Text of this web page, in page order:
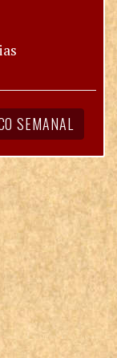
SEMANAL